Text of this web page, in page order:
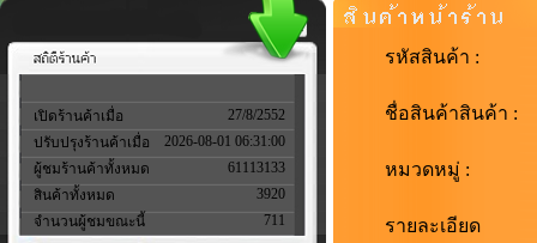
เปิดร้านค้าเมื่อ
27/8/2552
ปรับปรุงร้านค้าเมื่อ
2026-08-01 06:31:00
ผู้ชมร้านค้าทั้งหมด
61113133
สินค้าทั้งหมด
3920
จำนวนผู้ชมขณะนี้
711
รหัสสินค้า :
ชื่อสินค้าสินค้า :
หมวดหมู่ :
รายละเอียด